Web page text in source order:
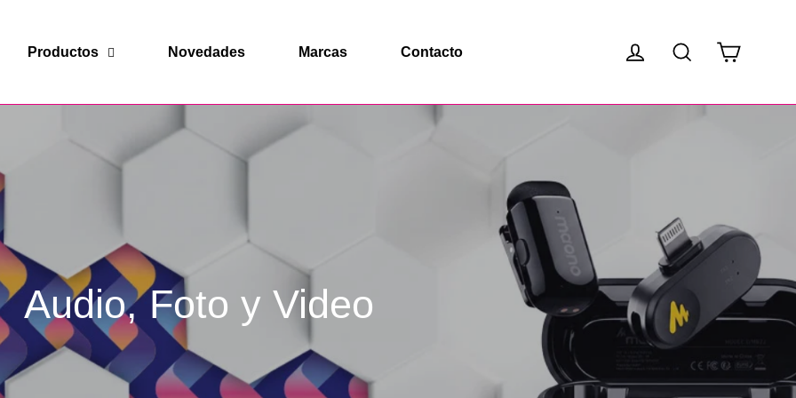
Productos Novedades Marcas Contacto Ingresar BuscarCarrito
Audio, Foto y Video